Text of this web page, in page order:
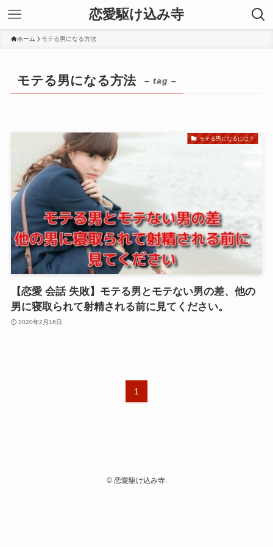
恋愛駆け込み寺
ホーム モテる男になる方法
モテる男になる方法 – tag –
モテる男になるには？
【恋愛 会話 失敗】モテる男とモテない男の差、他の
男に寝取られて射精される前に見てください。
2020年2月16日
1
©恋愛駆け込み寺.